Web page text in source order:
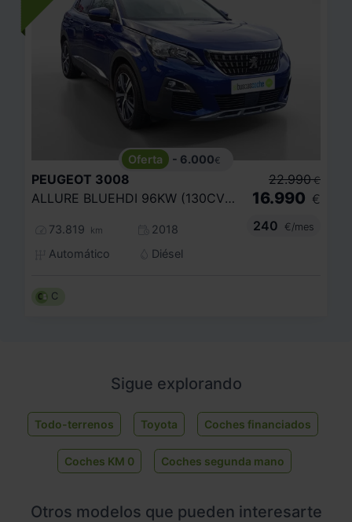
- 6.000€
PEUGEOT 3008
ALLURE BLUEHDI 96KW (130CV) S
73.819 km
2018
Automático
Diésel
22.990 €
16.990 €
240
€/mes
C
Sigue explorando
Todo-terrenos Toyota Coches financiados
Coches KM 0 Coches segunda mano
Otros modelos que pueden interesarte